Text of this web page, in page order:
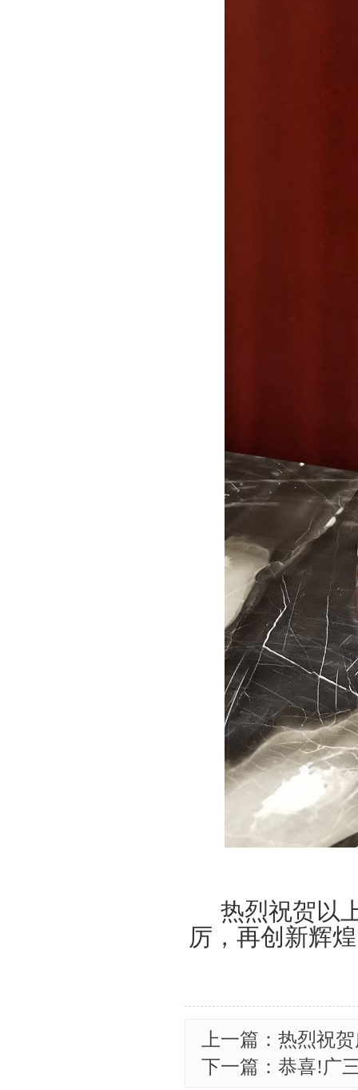
热烈祝贺以
厉，再创新辉
上一篇：热烈祝
下一篇：恭喜!广